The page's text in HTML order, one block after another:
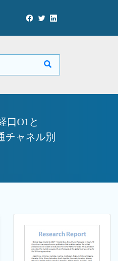
口O1と
チャネル別